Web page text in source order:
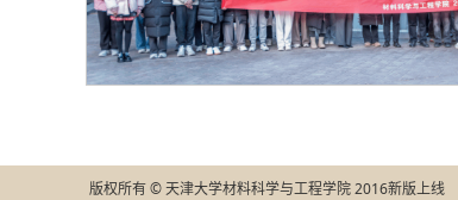
版权所有 © 天津大学材料科学与工程学院 2016新版上线